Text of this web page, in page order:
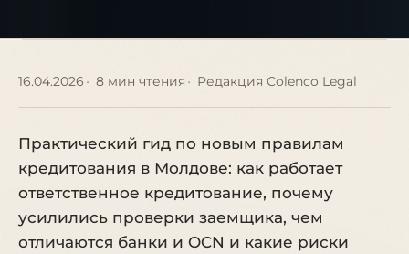
16.04.2026 8 мин чтения Редакция Colenco Legal
Практический гид по новым правилам
кредитования в Молдове: как работает
ответственное кредитование, почему
усилились проверки заемщика, чем
отличаются банки и OCN и какие риски